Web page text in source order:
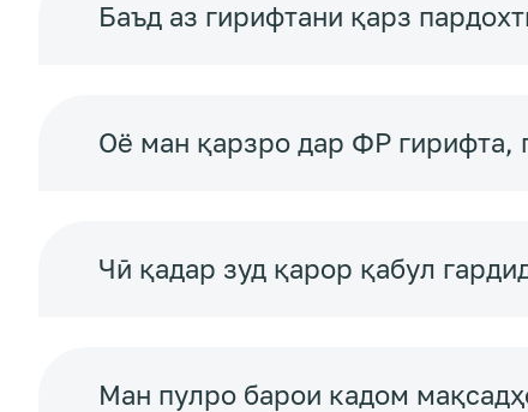
Баъд аз гирифтани қарз
Оё ман қарзро дар ФР гирифта,
Чӣ қадар зуд қарор қабул
Ман пулро барои кадом